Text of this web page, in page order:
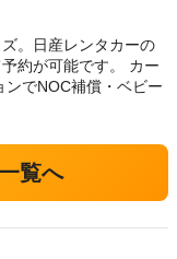
。日産レンタカーの
約が可能です。 カー
でNOC補償・ベビー
覧へ